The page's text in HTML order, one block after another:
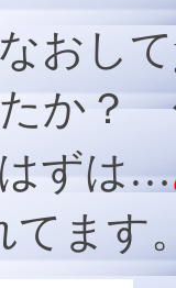
おし
たか
ずは…
てま